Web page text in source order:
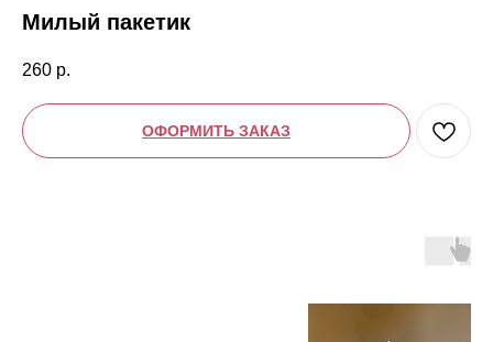
Милый пакетик
260 р.
ОФОРМИТЬ ЗАКАЗ